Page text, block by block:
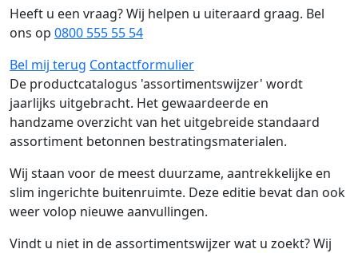
Heeft u een vraag? Wij helpen u uiteraard graag. Bel
ons op 0800 555 55 54
Bel mij terug Contactformulier
De productcatalogus 'assortimentswijzer' wordt
jaarlijks uitgebracht. Het gewaardeerde en
handzame overzicht van het uitgebreide standaard
assortiment betonnen bestratingsmaterialen.
Wij staan voor de meest duurzame, aantrekkelijke en
slim ingerichte buitenruimte. Deze editie bevat dan ook
weer volop nieuwe aanvullingen.
Vindt u niet in de assortimentswijzer wat u zoekt? Wij